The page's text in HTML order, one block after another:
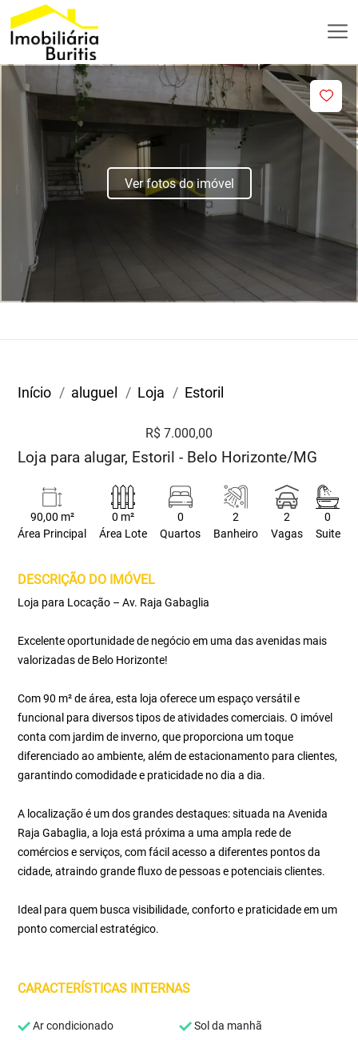
Ver fotos do imóvel
Início aluguel Loja Estoril
R$ 7.000,00
Loja para alugar, Estoril - Belo Horizonte/MG
90,00 m²
Área Principal
0 m²
Área Lote
0
Quartos
2
Banheiro
2
Vagas
0
Suite
DESCRIÇÃO DO IMÓVEL
Loja para Locação – Av. Raja Gabaglia
Excelente oportunidade de negócio em uma das avenidas mais
valorizadas de Belo Horizonte!
Com 90 m² de área, esta loja oferece um espaço versátil e
funcional para diversos tipos de atividades comerciais. O imóvel
conta com jardim de inverno, que proporciona um toque
diferenciado ao ambiente, além de estacionamento para clientes,
garantindo comodidade e praticidade no dia a dia.
A localização é um dos grandes destaques: situada na Avenida
Raja Gabaglia, a loja está próxima a uma ampla rede de
comércios e serviços, com fácil acesso a diferentes pontos da
cidade, atraindo grande fluxo de pessoas e potenciais clientes.
Ideal para quem busca visibilidade, conforto e praticidade em um
ponto comercial estratégico.
CARACTERÍSTICAS INTERNAS
Ar condicionado Sol da manhã